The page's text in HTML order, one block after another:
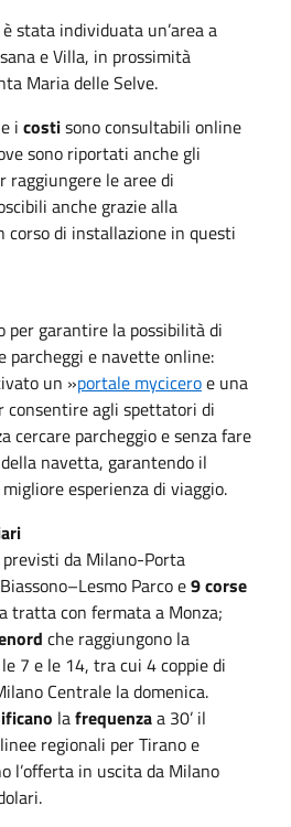
è stata individuata un’area a
e Villa, in prossimità
Maria delle Selve.
e i costisono consultabili online
sono riportati anche gli
raggiungere le aree di
anche grazie alla
corso di installazione in questi
per garantire la possibilità di
parcheggi e navette online:
un »portale myciceroe una
consentire agli spettatori di
cercare parcheggio e senza fare
navetta, garantendo il
esperienza di viaggio.
previsti da Milano-Porta
Parco e9 corse
tratta con fermata a Monza;
che raggiungono la
7 e le 14, tra cui 4 coppie di
Centrale la domenica.
lafrequenzaa 30’ il
regionali per Tirano e
l’offerta in uscita da Milano